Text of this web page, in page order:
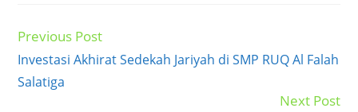
Read
articles
Previous Post
Investasi Akhirat Sedekah Jariyah di SMP RUQ Al Falah
Salatiga
Next Post